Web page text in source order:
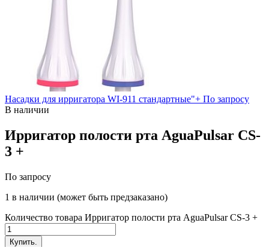
Насадки для ирригатора WI-911 стандартные"+ По запросу
В наличии
Ирригатор полости рта AguaPulsar CS-
3 +
По запросу
1 в наличии (может быть предзаказано)
Количество товара Ирригатор полости рта AguaPulsar CS-3 +
Купить.